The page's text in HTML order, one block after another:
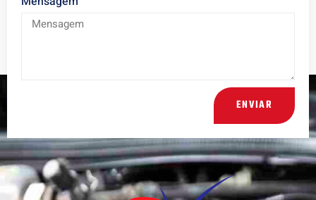
ENVIAR